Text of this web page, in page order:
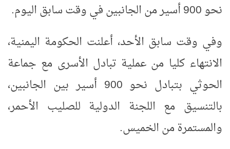
نحو 900 أسير من الجانبين في وقت سابق اليوم.
وفي وقت سابق الأحد، أعلنت الحكومة اليمنية،
الانتهاء كليا من عملية تبادل الأسرى مع جماعة
الحوثي بتبادل نحو 900 أسير بين الجانبين،
بالتنسيق مع اللجنة الدولية للصليب الأحمر،
والمستمرة من الخميس.